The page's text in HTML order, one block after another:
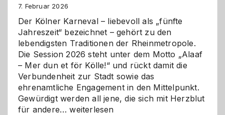
7. Februar 2026
Der Kölner Karneval – liebevoll als „fünfte
Jahreszeit“ bezeichnet – gehört zu den
lebendigsten Traditionen der Rheinmetropole.
Die Session 2026 steht unter dem Motto „Alaaf
– Mer dun et för Kölle!“ und rückt damit die
Verbundenheit zur Stadt sowie das
ehrenamtliche Engagement in den Mittelpunkt.
Gewürdigt werden all jene, die sich mit Herzblut
für andere…Kölner
weiterlesen